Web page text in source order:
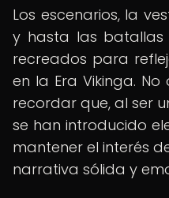
Los escenarios, la
y hasta las batallas
recreados para
en la Era Vikinga.
recordar que, al ser
se han introducido
mantener el interés
narrativa sólida y